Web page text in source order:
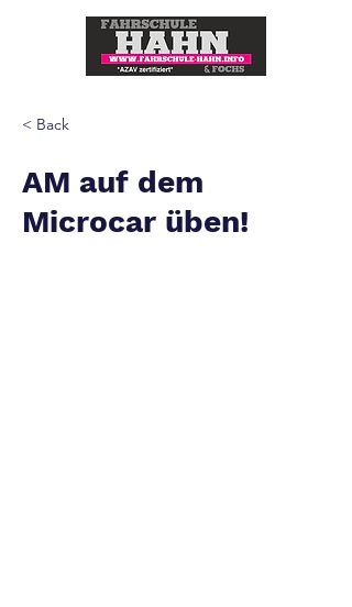
< Back
AM auf dem
Microcar üben!